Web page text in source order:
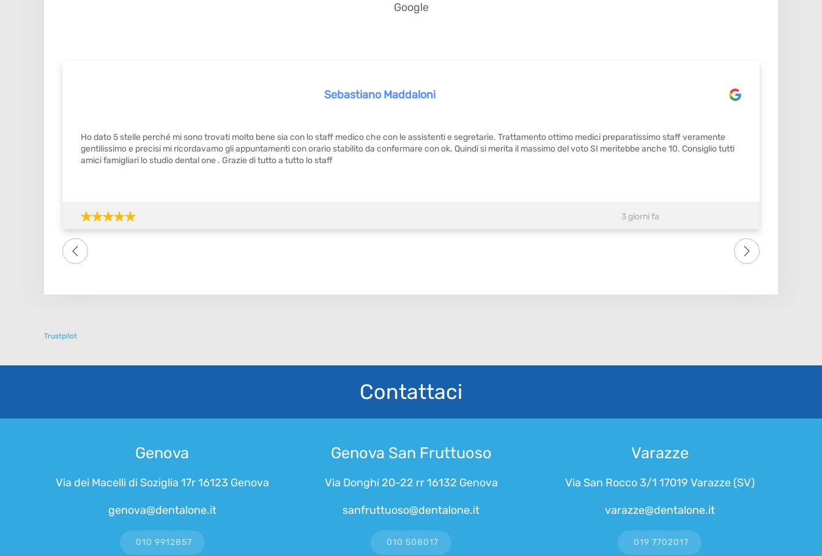
Google
Sebastiano Maddaloni
3 giorni fa
Ho dato 5 stelle perché mi sono trovati molto bene sia con lo staff medico che con le assistenti e segretarie. Trattamento ottimo medici preparatissimo staff veramente
gentilissimo e precisi mi ricordavamo gli appuntamenti con orario stabilito da confermare con ok. Quindi si merita il massimo del voto SI meritebbe anche 10. Consiglio tutti
amici famigliari lo studio dental one . Grazie di tutto a tutto lo staff
Trustpilot
Contattaci
Genova
Via dei Macelli di Soziglia 17r 16123 Genova
genova@dentalone.it
010 9912857
Genova San Fruttuoso
Via Donghi 20-22 rr 16132 Genova
sanfruttuoso@dentalone.it
010 508017
Varazze
Via San Rocco 3/1 17019 Varazze (SV)
varazze@dentalone.it
019 7702017